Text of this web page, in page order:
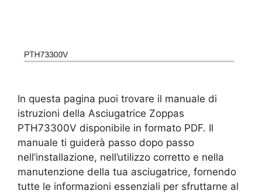
In questa pagina puoi trovare il manuale di
istruzioni della Asciugatrice Zoppas
PTH73300V disponibile in formato PDF. Il
manuale ti guiderà passo dopo passo
nell’installazione, nell’utilizzo corretto e nella
manutenzione della tua asciugatrice, fornendo
tutte le informazioni essenziali per sfruttarne al